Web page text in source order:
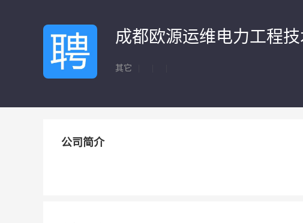
成都欧源运维电力工程
其它
公司简介